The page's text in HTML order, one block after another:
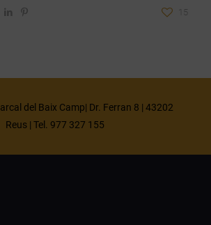
15
del Baix Camp| Dr. Ferran 8 | 43202
Reus | Tel. 977 327 155